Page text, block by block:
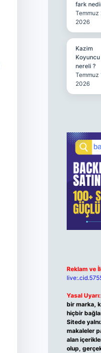
fark
Temmuz
2026
Kazim
nereli ?
Temmuz
2026
Reklam ve
Yasal Uyarı:
bir marka,
hiçbir
Sitede
makaleler
alan
olup,